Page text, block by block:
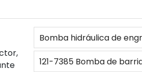
Bomba hidráulica de
Bomba de elevación
121-7385 Bomba de